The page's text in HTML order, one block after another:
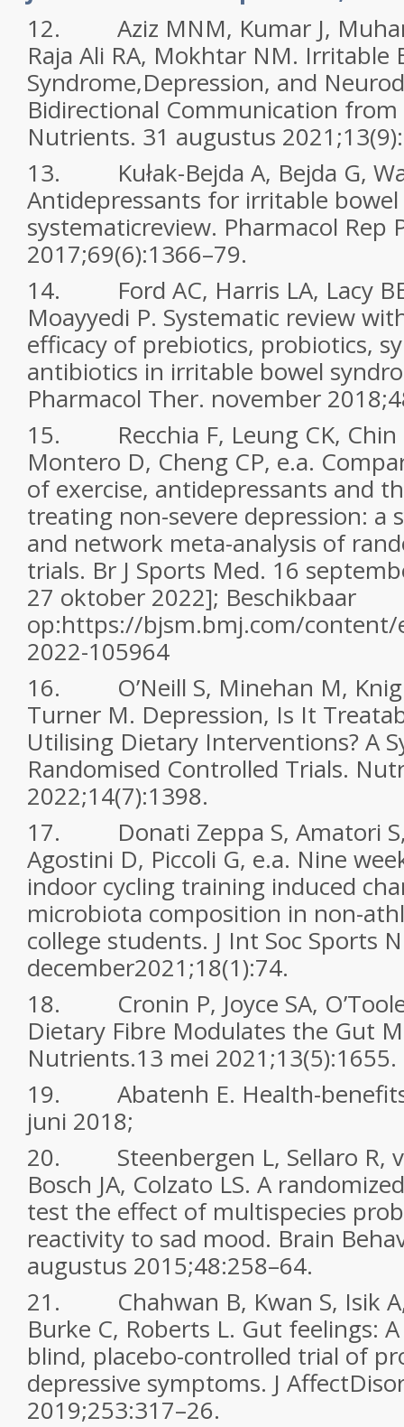
12. Aziz MNM, Kumar J,
Raja Ali RA, Mokhtar NM. Irritable
Syndrome,Depression, and
Bidirectional Communication
Nutrients. 31 augustus
13. Kułak-Bejda A, Bejda G,
Antidepressants for irritable
systematicreview. Pharmacol Rep
2017;69(6):1366–79.
14. Ford AC, Harris LA, Lacy
Moayyedi P. Systematic review
efficacy of prebiotics, probiotics,
antibiotics in irritable bowel
Pharmacol Ther. november
15. Recchia F, Leung CK, Chin
Montero D, Cheng CP, e.a.
of exercise, antidepressants and
treating non-severe depression: a
and network meta-analysis of
trials. Br J Sports Med. 16
27 oktober 2022]; Beschikbaar
op:https://bjsm.bmj.com/
2022-105964
16. O’Neill S, Minehan M,
Turner M. Depression, Is It
Utilising Dietary Interventions? A
Randomised Controlled Trials.
2022;14(7):1398.
17. Donati Zeppa S, Amatori S,
Agostini D, Piccoli G, e.a. Nine
indoor cycling training induced
microbiota composition in non-
college students. J Int Soc Sports
december2021;18(1):74.
18. Cronin P, Joyce SA, O’Toole
Dietary Fibre Modulates the Gut
Nutrients.13 mei 2021;13(5):1655.
19. Abatenh E. Health-
juni 2018;
20. Steenbergen L, Sellaro R,
Bosch JA, Colzato LS. A
test the effect of multispecies
reactivity to sad mood. Brain
augustus 2015;48:258–64.
21. Chahwan B, Kwan S, Isik
Burke C, Roberts L. Gut feelings:
blind, placebo-controlled trial of
depressive symptoms. J
2019;253:317–26.